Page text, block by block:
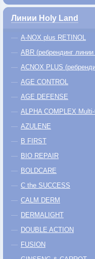
Линии Holy Land
A-NOX plus RETINOL
ABR (ребрендинг
ACNOX PLUS
AGE CONTROL
AGE DEFENSE
ALPHA COMPLEX
AZULENE
B FIRST
BIO REPAIR
BOLDCARE
C the SUCCESS
CALM DERM
DERMALIGHT
DOUBLE ACTION
FUSION